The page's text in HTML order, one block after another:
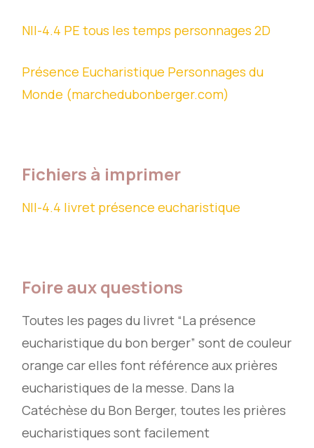
NII-4.4 PE tous les temps personnages 2D
Présence Eucharistique Personnages du
Monde (marchedubonberger.com)
Fichiers à imprimer
NII-4.4 livret présence eucharistique
Foire aux questions
Toutes les pages du livret “La présence
eucharistique du bon berger” sont de couleur
orange car elles font référence aux prières
eucharistiques de la messe. Dans la
Catéchèse du Bon Berger, toutes les prières
eucharistiques sont facilement